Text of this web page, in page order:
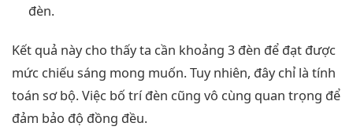
đèn.
Kết quả này cho thấy ta cần khoảng 3 đèn để đạt được
mức chiếu sáng mong muốn. Tuy nhiên, đây chỉ là tính
toán sơ bộ. Việc bố trí đèn cũng vô cùng quan trọng để
đảm bảo độ đồng đều.